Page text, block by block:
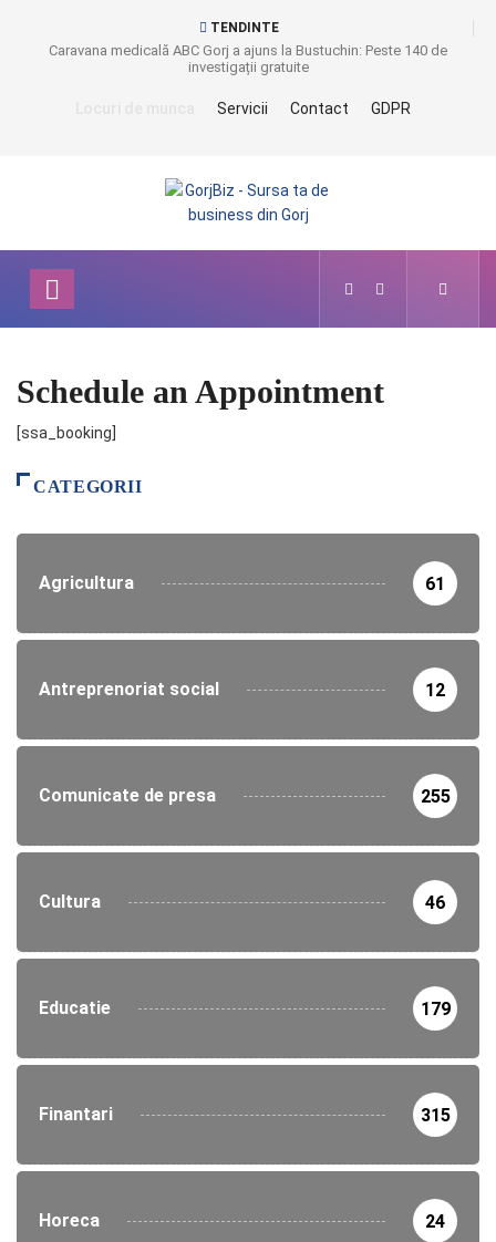
TENDINTE
Caravana medicală ABC Gorj a ajuns la Bustuchin: Peste 140 de
investigații gratuite
Servicii Contact GDPR
Schedule an Appointment
[ssa_booking]
CATEGORII
Agricultura 61
Antreprenoriat social 12
Comunicate de presa 255
Cultura 46
Educatie 179
Finantari 315
Horeca 24